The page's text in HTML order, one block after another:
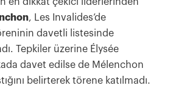
en dikkat çekici liderlerinden
, Les Invalides’de
davetli listesinde
Tepkiler üzerine Élysée
davet edilse de Mélenchon
belirterek törene katılmadı.